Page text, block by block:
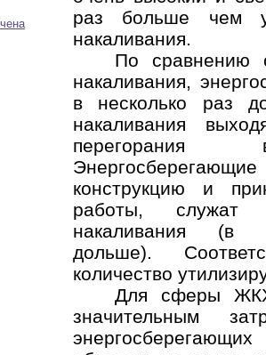
раз больше чем у
накаливания.
По сравнению
накаливания,
в несколько раз
накаливания
перегорания
конструкцию и
работы, служат
накаливания
дольше).
количество
Для сферы
значительным